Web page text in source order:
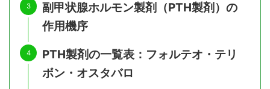
副甲状腺ホルモン製剤（PTH製剤）の
作用機序
PTH製剤の一覧表：フォルテオ・テリ
ボン・オスタバロ